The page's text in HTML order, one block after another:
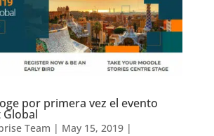
por primera vez el evento
Team | May 15, 2019|